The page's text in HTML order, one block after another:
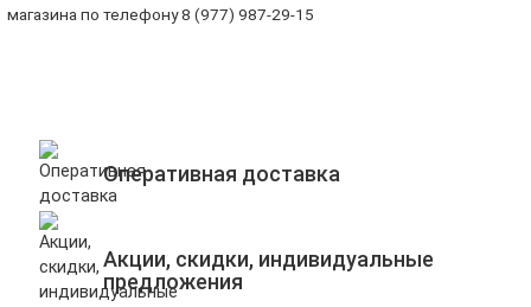
магазина по телефону 8 (977) 987-29-15
Оперативная доставка
Акции, скидки, индивидуальные
предложения